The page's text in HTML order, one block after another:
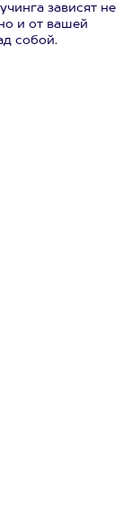
зависят не
и от вашей
собой.